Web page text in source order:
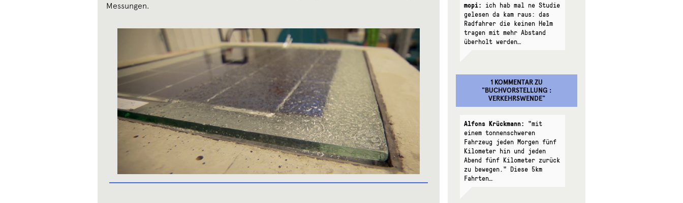
Messungen.
mopi: ich hab mal ne Studie
gelesen da kam raus: das
Radfahrer die keinen Helm
tragen mit mehr Abstand
überholt werden…
1 KOMMENTARZU
"BUCHVORSTELLUNG :
VERKEHRSWENDE"
Alfons Krückmann: "mit
einem tonnenschweren
Fahrzeug jeden Morgen fünf
Kilometer hin und jeden
Abend fünf Kilometer zurück
zu bewegen." Diese 5km
Fahrten…